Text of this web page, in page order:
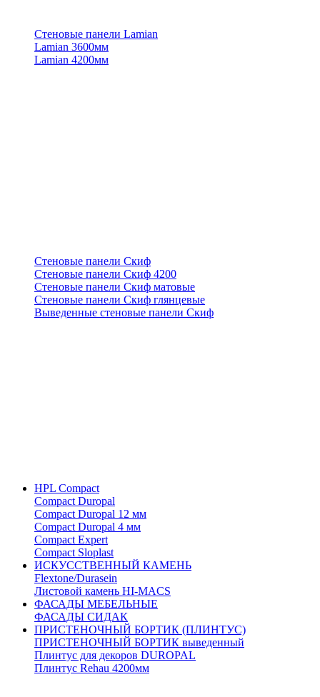
Стеновые панели Lamian
Lamian 3600мм
Lamian 4200мм
Стеновые панели Скиф
Стеновые панели Скиф 4200
Стеновые панели Скиф матовые
Стеновые панели Скиф глянцевые
Выведенные стеновые панели Скиф
HPL Compact
Compact Duropal
Compact Duropal 12 мм
Compact Duropal 4 мм
Compact Expert
Compact Sloplast
ИСКУССТВЕННЫЙ КАМЕНЬ
Flextone/Durasein
Листовой камень HI-MACS
ФАСАДЫ МЕБЕЛЬНЫЕ
ФАСАДЫ СИДАК
ПРИСТЕНОЧНЫЙ БОРТИК (ПЛИНТУС)
ПРИСТЕНОЧНЫЙ БОРТИК выведенный
Плинтус для декоров DUROPAL
Плинтус Rehau 4200мм